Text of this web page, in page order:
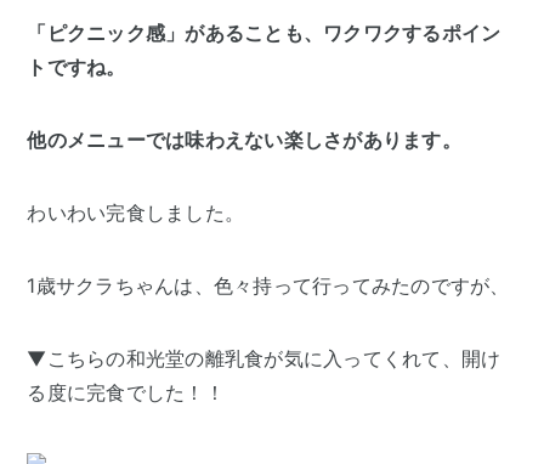
「ピクニック感」があることも、ワクワクするポイン
トですね。
他のメニューでは味わえない楽しさがあります。
わいわい完食しました。
1歳サクラちゃんは、色々持って行ってみたのですが、
▼こちらの和光堂の離乳食が気に入ってくれて、開け
る度に完食でした！！